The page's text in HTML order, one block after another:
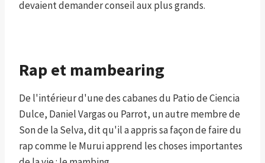
devaient demander conseil aux plus grands.
Rap et mambearing
De l'intérieur d'une des cabanes du Patio de Ciencia
Dulce, Daniel Vargas ou Parrot, un autre membre de
Son de la Selva, dit qu'il a appris sa façon de faire du
rap comme le Murui apprend les choses importantes